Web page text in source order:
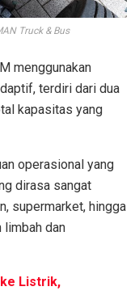
Truck & Bus
menggunakan
terdiri dari dua
kapasitas yang
operasional yang
dirasa sangat
supermarket, hingga
dan
Listrik,